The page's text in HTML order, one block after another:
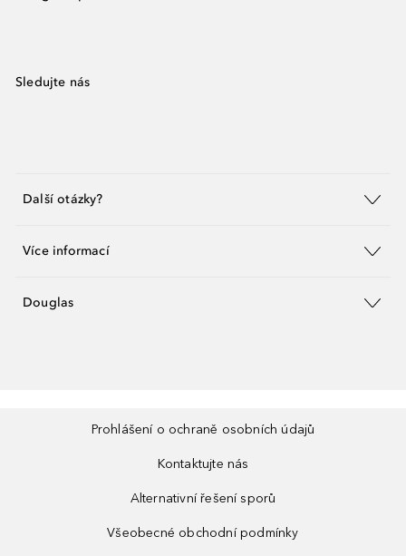
Sledujte nás
Další otázky?
Více informací
Douglas
Prohlášení o ochraně osobních údajů
Kontaktujte nás
Alternativní řešení sporů
Všeobecné obchodní podmínky